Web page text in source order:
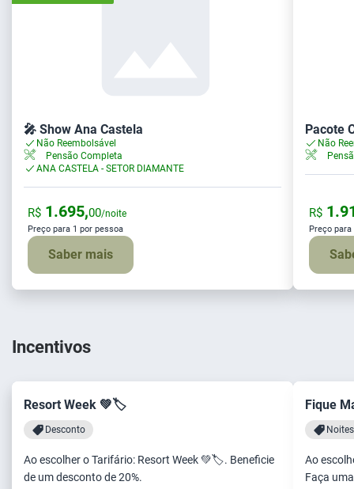
🎤 Show Ana Castela
Não Reembolsável
Pensão Completa
ANA CASTELA - SETOR DIAMANTE
R$ 1.695,00/noite
Preço para 1 por pessoa
Saber mais
Pacote
Não
R$
Preço
Incentivos
Resort Week 💚🏷️
Desconto
Ao escolher o Tarifário: Resort Week 💚🏷️. Beneficie
de um desconto de 20%.
Fique
Ao
Faça